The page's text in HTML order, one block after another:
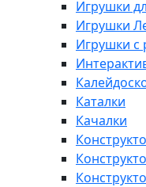
Игрушки
Игрушки
Игрушки с
Каталки
Качалки